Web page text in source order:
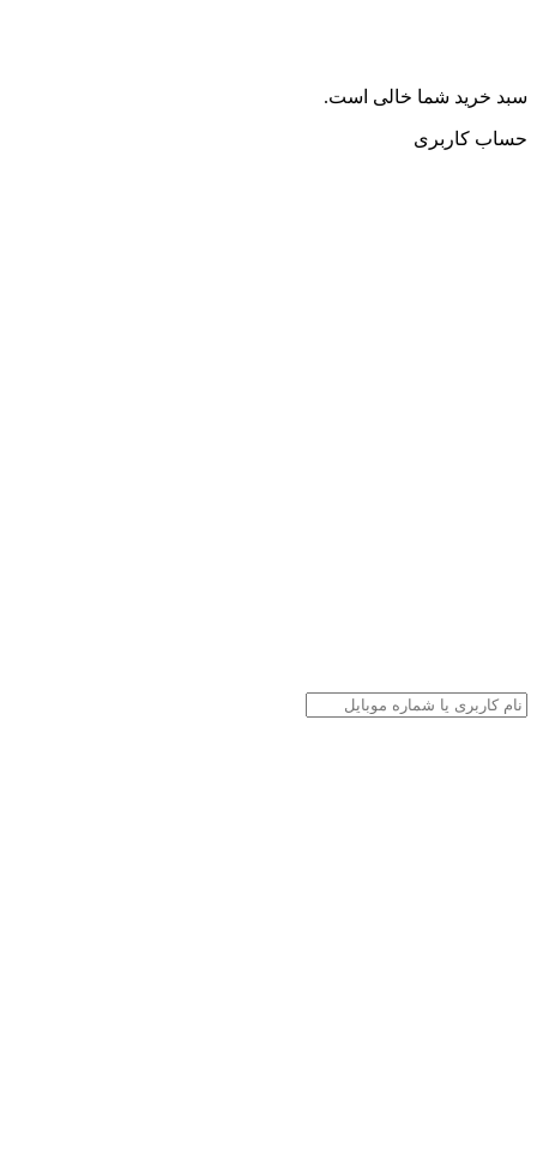
سبد خرید شما خالی است.
حساب کاربری